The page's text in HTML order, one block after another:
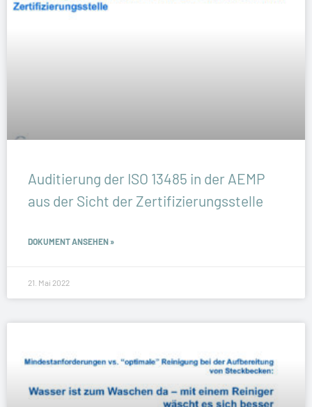
Auditierung der ISO 13485 in der AEMP
aus der Sicht der Zertifizierungsstelle
DOKUMENT ANSEHEN »
21. Mai 2022